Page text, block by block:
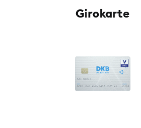
Girokarte